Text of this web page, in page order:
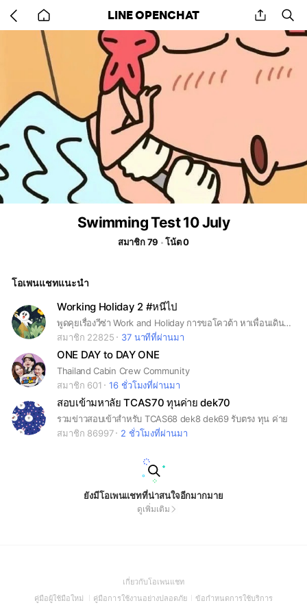
back
to
LINE OPENCHAT share
Swimming Test 10 July
สมาชิก 79 โน้ต 0
โอเพนแชทแนะนำ
Working Holiday 2 #หนีไป
พูดคุยเรื่องวีซ่า Work and Holiday การขอโควต้า หาเพื่อนเดินทางและการใช้ชีวิตในออสเตรเลีย
สมาชิก 22825
37 นาทีที่ผ่านมา
ONE DAY to DAY ONE
Thailand Cabin Crew Community
สมาชิก 601
16 ชั่วโมงที่ผ่านมา
สอบเข้ามหาลัย TCAS70 ทุนค่าย dek70
รวมข่าวสอบเข้าสำหรับ TCAS68 dek8 dek69 รับตรง ทุน ค่าย
สมาชิก 86997
2 ชั่วโมงที่ผ่านมา
ยังมีโอเพนแชทที่น่าสนใจอีกมากมาย
ดูเพิ่มเติม
เกี่ยวกับโอเพนแชท(Open
in
คู่มือผู้ใช้มือใหม่
(Open
คู่มือการใช้งานอย่างปลอดภัย(Open
ข้อกำหนดการใช้บริการ(Open